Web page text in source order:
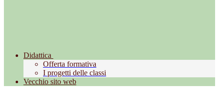
Didattica
Offerta formativa
I progetti delle classi
Vecchio sito web